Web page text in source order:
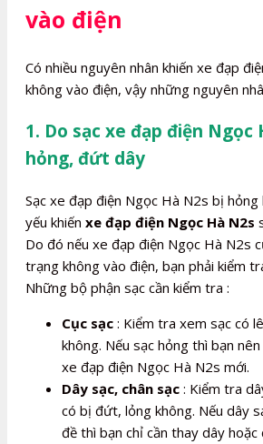
vào điện
Có nhiều nguyên nhân khiến xe đạp
không vào điện, vậy những nguyên
1. Do sạc xe đạp điện Ngọc
hỏng, đứt dây
Sạc xe đạp điện Ngọc Hà N2s bị hỏng
yếu khiến xe đạp điện Ngọc Hà N2s
Do đó nếu xe đạp điện Ngọc Hà N2s
trạng không vào điện, bạn phải kiểm
Những bộ phận sạc cần kiểm tra :
Cục sạc : Kiểm tra xem sạc có
không. Nếu sạc hỏng thì bạn
xe đạp điện Ngọc Hà N2s mới.
Dây sạc, chân sạc : Kiểm tra
có bị đứt, lỏng không. Nếu dây
đề thì bạn chỉ cần thay dây hoặc